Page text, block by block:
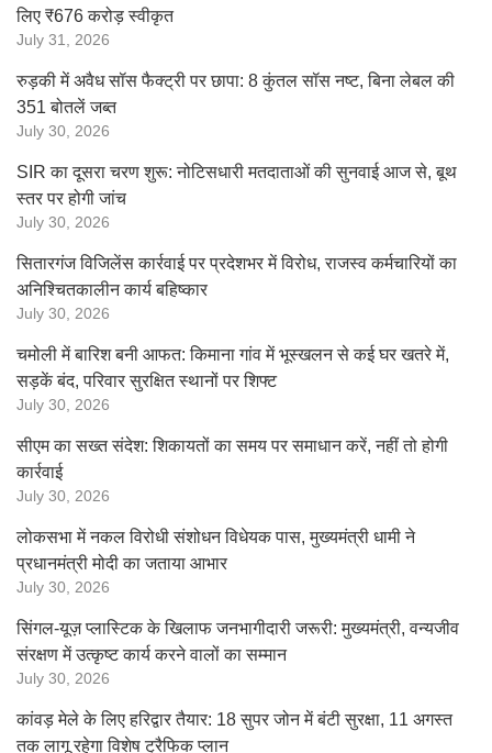
लिए ₹676 करोड़ स्वीकृत
July 31, 2026
रुड़की में अवैध सॉस फैक्ट्री पर छापा: 8 कुंतल सॉस नष्ट, बिना लेबल की
351 बोतलें जब्त
July 30, 2026
SIR का दूसरा चरण शुरू: नोटिसधारी मतदाताओं की सुनवाई आज से, बूथ
स्तर पर होगी जांच
July 30, 2026
सितारगंज विजिलेंस कार्रवाई पर प्रदेशभर में विरोध, राजस्व कर्मचारियों का
अनिश्चितकालीन कार्य बहिष्कार
July 30, 2026
चमोली में बारिश बनी आफत: किमाना गांव में भूस्खलन से कई घर खतरे में,
सड़कें बंद, परिवार सुरक्षित स्थानों पर शिफ्ट
July 30, 2026
सीएम का सख्त संदेश: शिकायतों का समय पर समाधान करें, नहीं तो होगी
कार्रवाई
July 30, 2026
लोकसभा में नकल विरोधी संशोधन विधेयक पास, मुख्यमंत्री धामी ने
प्रधानमंत्री मोदी का जताया आभार
July 30, 2026
सिंगल-यूज़ प्लास्टिक के खिलाफ जनभागीदारी जरूरी: मुख्यमंत्री, वन्यजीव
संरक्षण में उत्कृष्ट कार्य करने वालों का सम्मान
July 30, 2026
कांवड़ मेले के लिए हरिद्वार तैयार: 18 सुपर जोन में बंटी सुरक्षा, 11 अगस्त
तक लागू रहेगा विशेष ट्रैफिक प्लान